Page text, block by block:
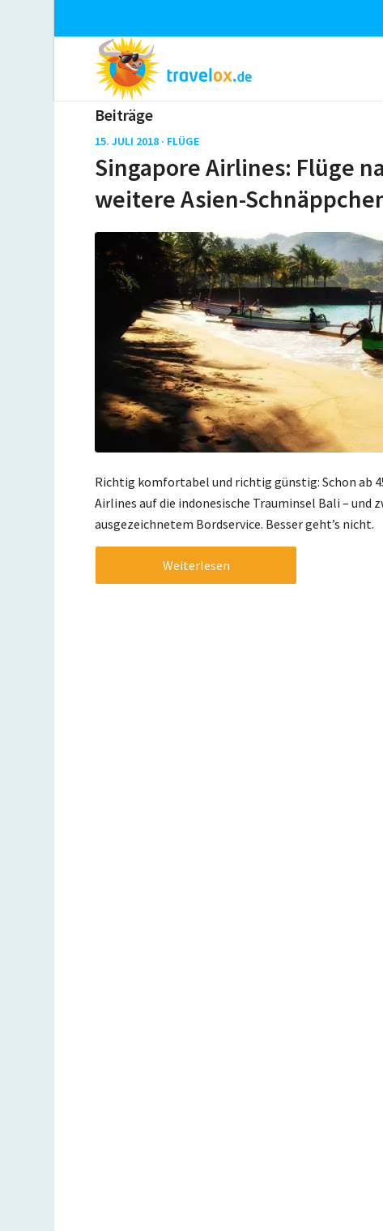
Beiträge
15. JULI 2018 · FLÜGE
Singapore Airlines: Flüge
weitere Asien-
Richtig komfortabel und richtig günstig: Schon ab
Airlines auf die indonesische Trauminsel Bali – und
ausgezeichnetem Bordservice. Besser geht’s nicht.
Weiterlesen